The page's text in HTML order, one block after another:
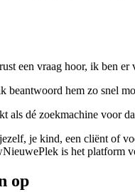
een vraag hoor, ik ben er
beantwoord hem zo snel
als dé zoekmachine voor
je kind, een cliënt of
is het platform
op